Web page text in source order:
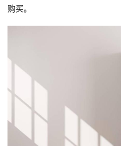
购买。